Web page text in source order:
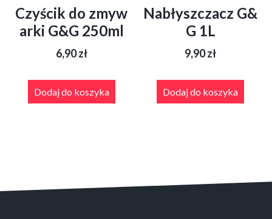
Czyścik do zmyw
arki G&G 250ml
6,90zł
Dodaj do koszyka
Nabłyszczacz G&
G 1L
9,90zł
Dodaj do koszyka